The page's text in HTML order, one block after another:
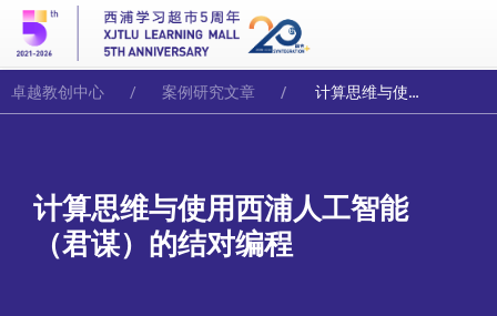
卓越教创中心 案例研究文章 计算思维与使用西浦人工智能（君谋）的结对编程
计算思维与使用西浦人工智能
（君谋）的结对编程